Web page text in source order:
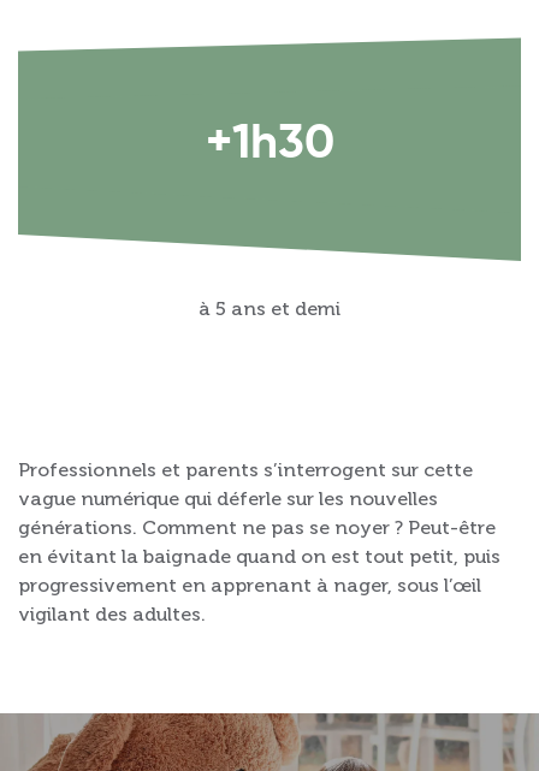
+1h30
à 5 ans et demi
Professionnels et parents s’interrogent sur cette
vague numérique qui déferle sur les nouvelles
générations. Comment ne pas se noyer ? Peut-être
en évitant la baignade quand on est tout petit, puis
progressivement en apprenant à nager, sous l’œil
vigilant des adultes.